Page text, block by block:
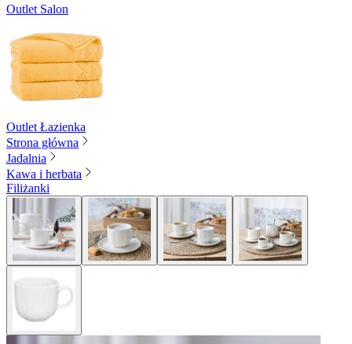
Outlet Salon
Outlet Łazienka
Strona główna
Jadalnia
Kawa i herbata
Filiżanki